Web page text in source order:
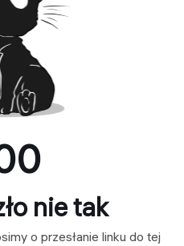
nie tak
o przesłanie linku do tej